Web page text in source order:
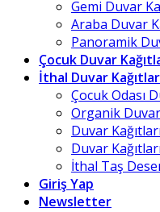
Gemi Duvar
Araba Duvar
Panoramik
Çocuk Duvar
İthal Duvar
Çocuk Odası
Organik Duvar
Duvar
Duvar
İthal Taş
Giriş Yap
Newsletter